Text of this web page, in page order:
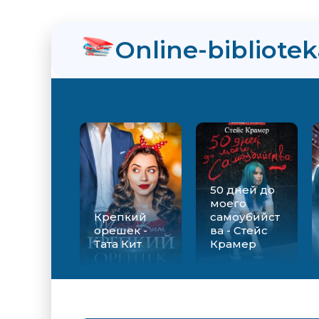
Online-
Крепкий
орешек -
Тата Кит
50 дней до
моего
самоубийст
ва - Стейс
Крамер
Вильмонт